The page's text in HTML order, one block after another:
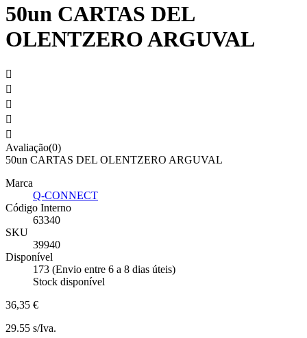
50un CARTAS DEL
OLENTZERO ARGUVAL





Avaliação(0)
50un CARTAS DEL OLENTZERO ARGUVAL
Marca
Q-CONNECT
Código Interno
63340
SKU
39940
Disponível
173 (Envio entre 6 a 8 dias úteis)
Stock disponível
36,35 €
29.55 s/Iva.